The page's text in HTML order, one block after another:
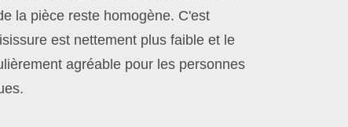
la pièce reste homogène. C'est
est nettement plus faible et le
agréable pour les personnes